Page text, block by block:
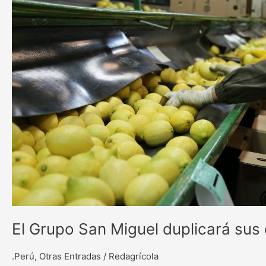
El Grupo San Miguel duplicará
.Perú, Otras Entradas / Redagrícola
mandarinas